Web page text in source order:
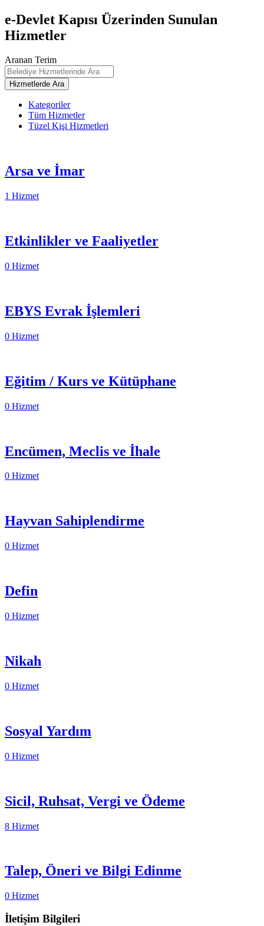
e-Devlet Kapısı Üzerinden Sunulan
Hizmetler
Aranan Terim
Kategoriler
Tüm Hizmetler
Tüzel Kişi Hizmetleri
Arsa ve İmar
1 Hizmet
Etkinlikler ve Faaliyetler
0 Hizmet
EBYS Evrak İşlemleri
0 Hizmet
Eğitim / Kurs ve Kütüphane
0 Hizmet
Encümen, Meclis ve İhale
0 Hizmet
Hayvan Sahiplendirme
0 Hizmet
Defin
0 Hizmet
Nikah
0 Hizmet
Sosyal Yardım
0 Hizmet
Sicil, Ruhsat, Vergi ve Ödeme
8 Hizmet
Talep, Öneri ve Bilgi Edinme
0 Hizmet
İletişim Bilgileri